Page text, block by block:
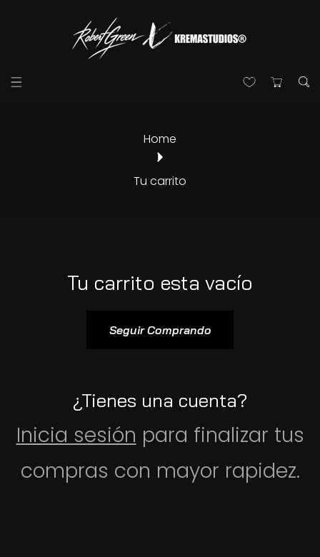
Al Contenido
Home
Tu carrito
Tu carrito esta vacío
Seguir Comprando
¿Tienes una cuenta?
Inicia sesión para finalizar tus
compras con mayor rapidez.